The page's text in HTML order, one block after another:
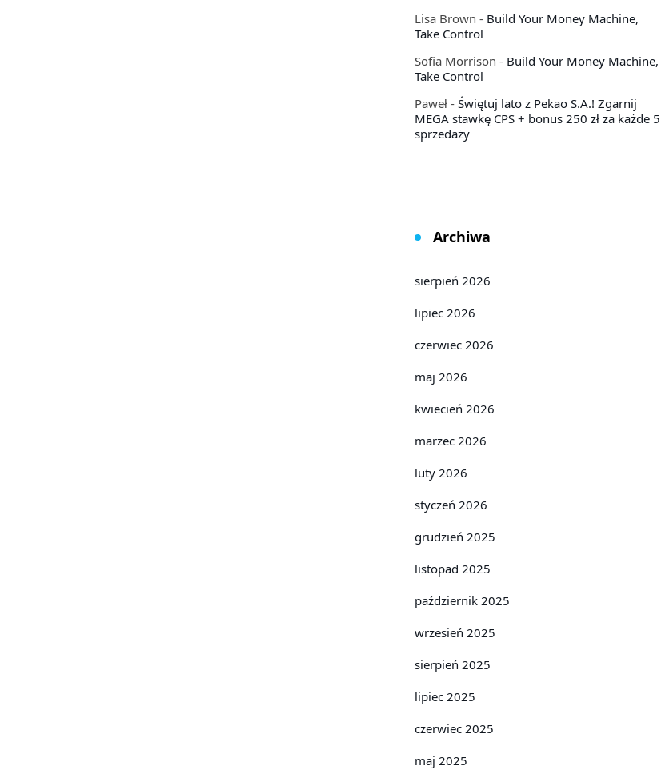
Lisa Brown - Build Your Money Machine,
Take Control
Sofia Morrison - Build Your Money Machine,
Take Control
Paweł- Świętuj lato z Pekao S.A.! Zgarnij
MEGA stawkę CPS + bonus 250 zł za każde 5
sprzedaży
Archiwa
sierpień 2026
lipiec 2026
czerwiec 2026
maj 2026
kwiecień 2026
marzec 2026
luty 2026
styczeń 2026
grudzień 2025
listopad 2025
październik 2025
wrzesień 2025
sierpień 2025
lipiec 2025
czerwiec 2025
maj 2025